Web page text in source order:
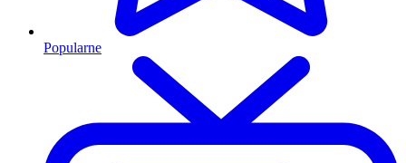
Popularne